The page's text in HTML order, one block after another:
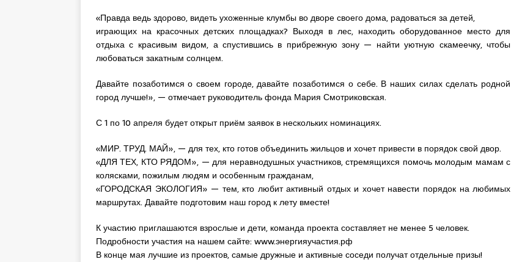
«Правда ведь здорово, видеть ухоженные клумбы во дворе своего дома, радоваться за детей,
играющих на красочных детских площадках? Выходя в лес, находить оборудованное место для
отдыха с красивым видом, а спустившись в прибрежную зону — найти уютную скамеечку, чтобы
любоваться закатным солнцем.
Давайте позаботимся о своем городе, давайте позаботимся о себе. В наших силах сделать родной
город лучше!», — отмечает руководитель фонда Мария Смотриковская.
С 1 по 10 апреля будет открыт приём заявок в нескольких номинациях.
«МИР. ТРУД. МАЙ», — для тех, кто готов объединить жильцов и хочет привести в порядок свой двор.
«ДЛЯ ТЕХ, КТО РЯДОМ», — для неравнодушных участников, стремящихся помочь молодым мамам с
колясками, пожилым людям и особенным гражданам,
«ГОРОДСКАЯ ЭКОЛОГИЯ» — тем, кто любит активный отдых и хочет навести порядок на любимых
маршрутах. Давайте подготовим наш город к лету вместе!
К участию приглашаются взрослые и дети, команда проекта составляет не менее 5 человек.
Подробности участия на нашем сайте: www.энергияучастия.рф
В конце мая лучшие из проектов, самые дружные и активные соседи получат отдельные призы!